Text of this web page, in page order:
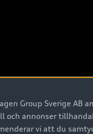
Group Sverige AB
och annonser
vi att du